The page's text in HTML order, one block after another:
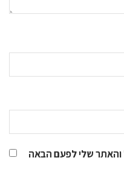
והאתר שלי לפעם הבאה